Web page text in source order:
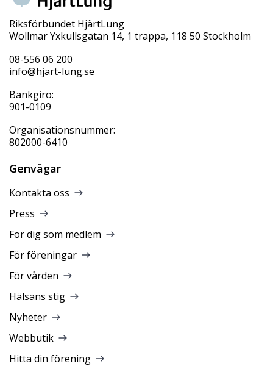
Riksförbundet HjärtLung
Wollmar Yxkullsgatan 14, 1 trappa, 118 50 Stockholm
08-556 06 200
info@hjart-lung.se
Bankgiro:
901-0109
Organisationsnummer:
802000-6410
Genvägar
Kontakta oss
Press
För dig som medlem
För föreningar
För vården
Hälsans stig
Nyheter
Webbutik
Hitta din förening